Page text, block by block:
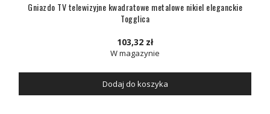
Gniazdo TV telewizyjne kwadratowe metalowe nikiel eleganckie
Togglica
103,32 zł
W magazynie
Dodaj do koszyka